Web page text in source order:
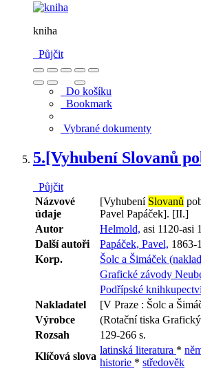
kniha
Půjčit
Do košíku
Bookmark
Vybrané dokumenty
5.[Vyhubení Slovanů
Půjčit
Názvové
údaje
[Vyhubení Slovanů
Pavel Papáček]. [II.]
Autor
Helmold, asi 1120-asi
Další autoři
Papáček, Pavel, 1863-
Korp.
Šolc a Šimáček
Grafické závody
Podřípské
Nakladatel
[V Praze : Šolc a
Výrobce
(Rotační tiska
Rozsah
129-266 s.
Klíčová slova
latinská literatura *
historie * středověk